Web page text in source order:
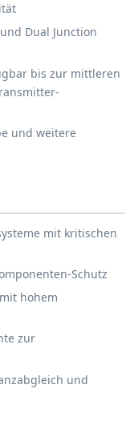
Dual Junction
bis zur mittleren
und weitere
mit kritischen
Schutz
hohem
zur
und